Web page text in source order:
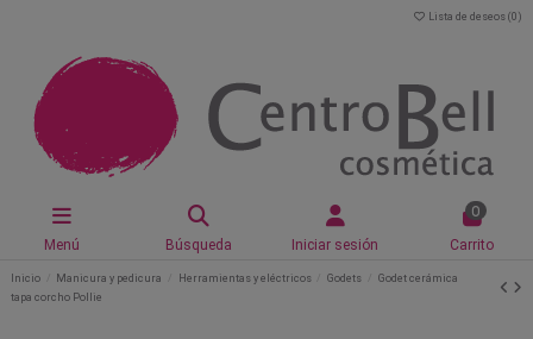
Lista de deseos (0 )
Menú Búsqueda Iniciar sesión
0
Carrito
Inicio Manicura y pedicura Herramientas y eléctricos Godets
Godet cerámica
tapa corcho Pollie